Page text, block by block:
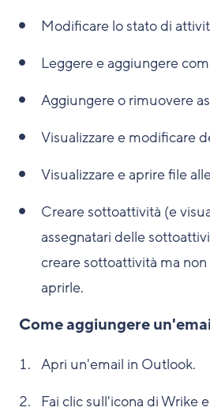
Modificare lo stato di
Leggere e aggiungere
Aggiungere o rimuovere
Visualizzare e modificare
Visualizzare e aprire file
Creare sottoattività (e
assegnatari delle
creare sottoattività ma
aprirle.
Come aggiungere
Apri un'email in Outlook.
Fai clic sull'icona di Wrike